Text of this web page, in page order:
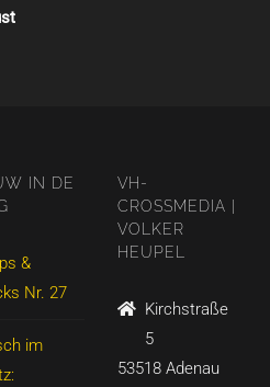
IN DE
&
Nr. 27
im
VH-
CROSSMEDIA |
VOLKER
HEUPEL
Kirchstraße
5
53518 Adenau